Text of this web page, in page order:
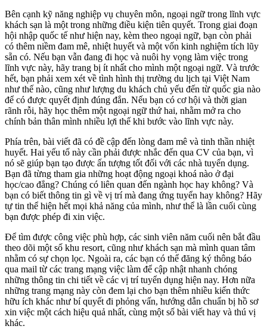
Bên cạnh kỹ năng nghiệp vụ chuyên môn, ngoại ngữ trong lĩnh vực
khách sạn là một trong những điều kiện tiên quyết. Trong giai đoạn
hội nhập quốc tế như hiện nay, kèm theo ngoại ngữ, bạn còn phải
có thêm niềm đam mê, nhiệt huyết và một vốn kinh nghiệm tích lũy
sẵn có. Nếu bạn vẫn đang đi học và nuôi hy vọng làm việc trong
lĩnh vực này, hãy trang bị ít nhất cho mình một ngoại ngữ. Và trước
hết, bạn phải xem xét về tình hình thị trường du lịch tại Việt Nam
như thế nào, cũng như lượng du khách chủ yếu đến từ quốc gia nào
để có được quyết định đúng đắn. Nếu bạn có cơ hội và thời gian
rãnh rỗi, hãy học thêm một ngoại ngữ thứ hai, nhằm mở ra cho
chính bản thân mình nhiều lợi thế khi bước vào lĩnh vực này.
Phía trên, bài viết đã có đề cập đến lòng đam mê và tinh thần nhiệt
huyết. Hai yếu tố này cần phải được nhắc đến qua CV của bạn, vì
nó sẽ giúp bạn tạo được ấn tượng tốt đối với các nhà tuyển dụng.
Bạn đã từng tham gia những hoạt động ngoại khoá nào ở đại
học/cao đẳng? Chúng có liên quan đến ngành học hay không? Và
bạn có biết thông tin gì về vị trí mà đang ứng tuyển hay không? Hãy
tự tin thể hiện hết mọi khả năng của mình, như thể là lần cuối cùng
bạn được phép đi xin việc.
Để tìm được công việc phù hợp, các sinh viên năm cuối nên bắt đầu
theo dõi một số khu resort, cũng như khách sạn mà mình quan tâm
nhằm có sự chọn lọc. Ngoài ra, các bạn có thể đăng ký thông báo
qua mail từ các trang mạng việc làm để cập nhật nhanh chóng
những thông tin chi tiết về các vị trí tuyển dụng hiện nay. Hơn nữa
những trang mạng này còn đem lại cho bạn thêm nhiều kiến thức
hữu ích khác như bí quyết đi phỏng vấn, hướng dẫn chuẩn bị hồ sơ
xin việc một cách hiệu quả nhất, cùng một số bài viết hay và thú vị
khác.